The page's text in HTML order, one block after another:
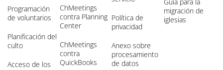
Programación
de voluntarios
Planificación del
culto
Acceso de los
ChMeetings
contra Planning
Center
ChMeetings
contra
QuickBooks
Política de
privacidad
Anexo sobre
procesamiento
de datos
Guía para la
migración de
iglesias